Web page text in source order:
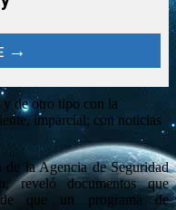
y de otro tipo con la
imparcial; con noticias
la Agencia de Seguridad
reveló documentos que
de que un programa de